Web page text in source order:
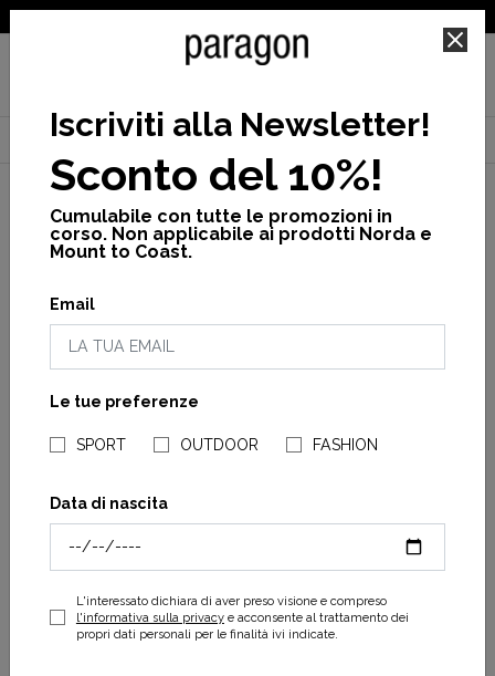
NEGOZI PARAGONSHOP
Home Norda Scarpe Norda 005 Scarpa norda 005 woman
Iscriviti alla Newsletter!
Sconto del 10%!
Cumulabile con tutte le promozioni in
corso. Non applicabile ai prodotti Norda e
Mount to Coast.
Email
Le tue preferenze
SPORT OUTDOOR FASHION
Data di nascita
L'interessato dichiara di aver preso visione e compreso
l'informativa sulla privacye acconsente al trattamento dei
propri dati personali per le finalità ivi indicate.